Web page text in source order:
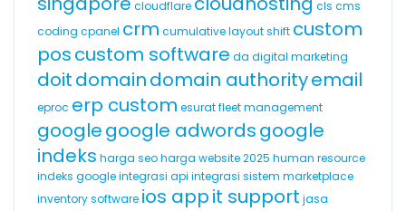
cloudflare cls cms
coding cpanel crm cumulative layout shift custom
poscustom software da digital marketing
doitdomaindomain authorityemail
eproc erp custom esuratfleet management
googlegoogle adwordsgoogle
indeks harga seoharga website 2025 human resource
indeks googleintegrasi api integrasi sistem marketplace
inventory software ios appit support jasa